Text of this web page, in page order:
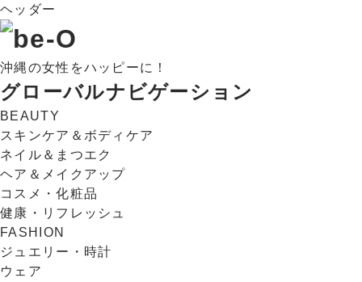
ヘッダー
沖縄の女性をハッピーに！
グローバルナビゲーション
BEAUTY
スキンケア＆ボディケア
ネイル＆まつエク
ヘア＆メイクアップ
コスメ・化粧品
健康・リフレッシュ
FASHION
ジュエリー・時計
ウェア